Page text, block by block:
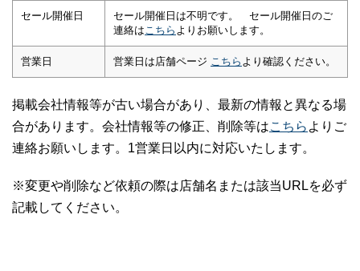
セール開催日
セール開催日は不明です。 セール開催日のご
連絡は こちら よりお願いします。
営業日 営業日は店舗ページ こちら より確認ください。
掲載会社情報等が古い場合があり、最新の情報と異なる場
合があります。会社情報等の修正、削除等はこちら よりご
連絡お願いします。1営業日以内に対応いたします。
※変更や削除など依頼の際は店舗名または該当URLを必ず
記載してください。